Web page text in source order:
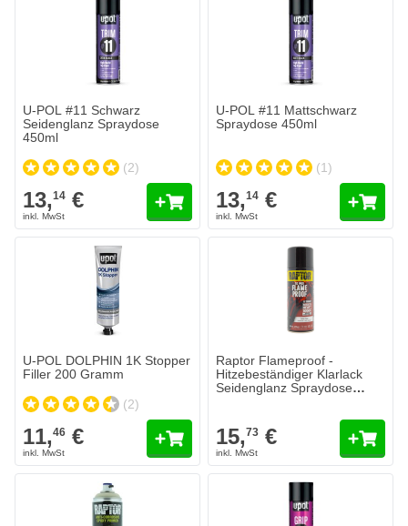
U-POL #11 Schwarz
Seidenglanz Spraydose
450ml
(2)
13,14 €
U-POL #11 Mattschwarz
Spraydose 450ml
(1)
13,14 €
U-POL DOLPHIN 1K Stopper
Filler 200 Gramm
(2)
11,46 €
Raptor Flameproof -
Hitzebeständiger Klarlack
Seidenglanz Spraydose
15,73 €